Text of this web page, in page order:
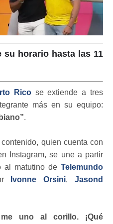
su horario hasta las 11
Ricose extiende a tres
más en su equipo:
.
quien cuenta con
Instagram, se une a partir
al matutino de Telemundo
Ivonne Orsini,Jasond
uno al corillo. ¡Qué